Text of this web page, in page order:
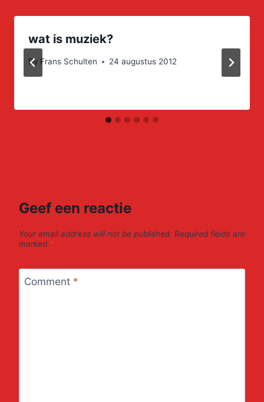
wat is muziek?
By Frans Schulten 24 augustus 2012
Geef een reactie
Your email address will not be published. Required fields are
marked *
Comment *